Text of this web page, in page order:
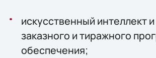
искусственный интеллект
заказного и тиражного
обеспечения;